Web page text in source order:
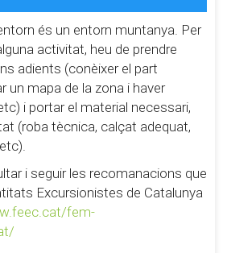
és un entorn muntanya. Per
activitat, heu de prendre
adients (conèixer el part
un mapa de la zona i haver
i portar el material necessari,
(roba tècnica, calçat adequat,
i seguir les recomanacions que
Excursionistes de Catalunya
fem-